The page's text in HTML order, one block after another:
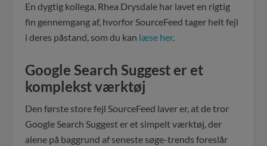
En dygtig kollega, Rhea Drysdale har lavet en rigtig
fin gennemgang af, hvorfor SourceFeed tager helt fejl
i deres påstand, som du kan læse her.
Google Search Suggest er et
komplekst værktøj
Den første store fejl SourceFeed laver er, at de tror
Google Search Suggest er et simpelt værktøj, der
alene på baggrund af seneste søge-trends foreslår